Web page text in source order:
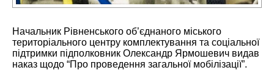
Начальник Рівненського об’єднаного міського
територіального центру комплектування та соціальної
підтримки підполковник Олександр Ярмошевич видав
наказ щодо “Про проведення загальної мобілізації”.